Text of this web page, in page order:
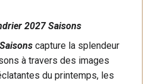
2027 Saisons
capture la splendeur
à travers des images
du printemps, les